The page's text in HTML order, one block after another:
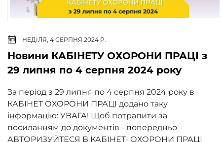
НЕДІЛЯ, 4 СЕРПНЯ 2024 Р.
Новини КАБІНЕТУ ОХОРОНИ ПРАЦІ з
29 липня по 4 серпня 2024 року
За період з 29 липня по 4 серпня 2024 року в
КАБІНЕТ ОХОРОНИ ПРАЦІ додано таку
інформацію: УВАГА! Щоб потрапити за
посиланням до документів - попередньо
АВТОРИЗУЙТЕСЯ В КАБІНЕТІ ОХОРОНИ ПРАЦІ